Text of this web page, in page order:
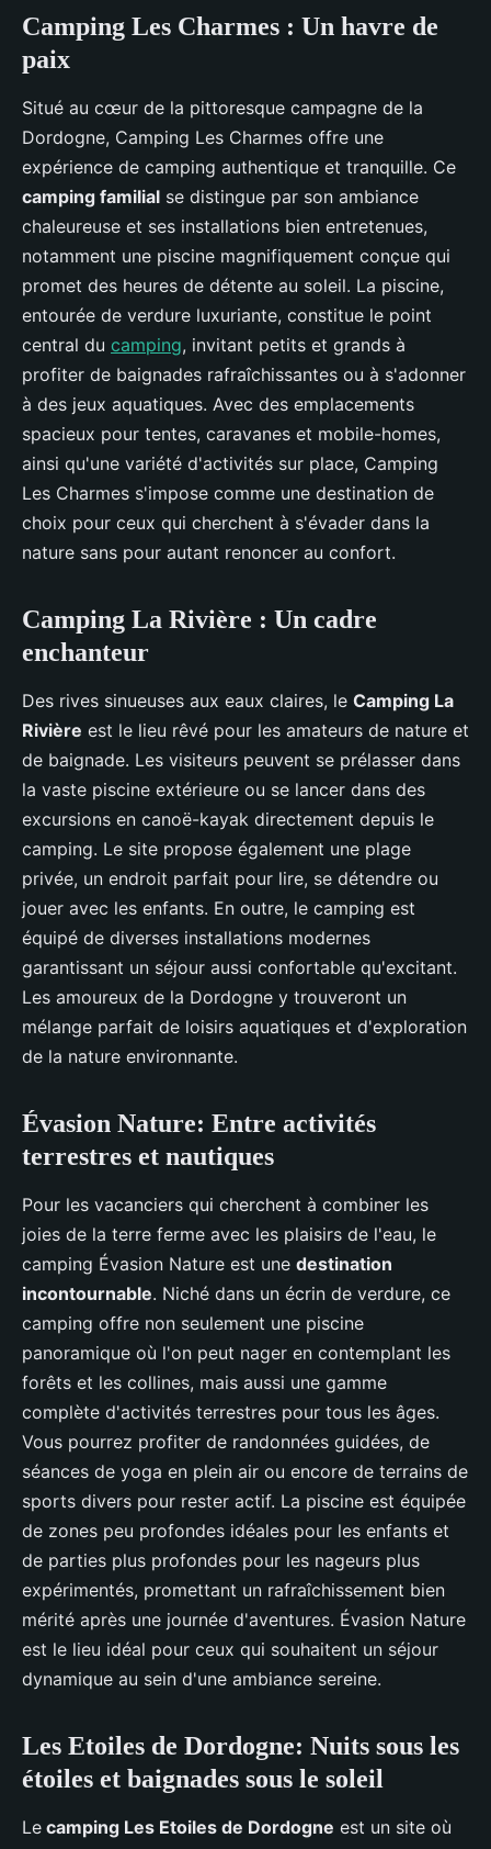
Camping Les Charmes : Un havre de
paix
Situé au cœur de la pittoresque campagne de la
Dordogne, Camping Les Charmes offre une
expérience de camping authentique et tranquille. Ce
camping familial se distingue par son ambiance
chaleureuse et ses installations bien entretenues,
notamment une piscine magnifiquement conçue qui
promet des heures de détente au soleil. La piscine,
entourée de verdure luxuriante, constitue le point
central du camping, invitant petits et grands à
profiter de baignades rafraîchissantes ou à s'adonner
à des jeux aquatiques. Avec des emplacements
spacieux pour tentes, caravanes et mobile-homes,
ainsi qu'une variété d'activités sur place, Camping
Les Charmes s'impose comme une destination de
choix pour ceux qui cherchent à s'évader dans la
nature sans pour autant renoncer au confort.
Camping La Rivière : Un cadre
enchanteur
Des rives sinueuses aux eaux claires, le Camping La
Rivière est le lieu rêvé pour les amateurs de nature et
de baignade. Les visiteurs peuvent se prélasser dans
la vaste piscine extérieure ou se lancer dans des
excursions en canoë-kayak directement depuis le
camping. Le site propose également une plage
privée, un endroit parfait pour lire, se détendre ou
jouer avec les enfants. En outre, le camping est
équipé de diverses installations modernes
garantissant un séjour aussi confortable qu'excitant.
Les amoureux de la Dordogne y trouveront un
mélange parfait de loisirs aquatiques et d'exploration
de la nature environnante.
Évasion Nature: Entre activités
terrestres et nautiques
Pour les vacanciers qui cherchent à combiner les
joies de la terre ferme avec les plaisirs de l'eau, le
camping Évasion Nature est une destination
incontournable. Niché dans un écrin de verdure, ce
camping offre non seulement une piscine
panoramique où l'on peut nager en contemplant les
forêts et les collines, mais aussi une gamme
complète d'activités terrestres pour tous les âges.
Vous pourrez profiter de randonnées guidées, de
séances de yoga en plein air ou encore de terrains de
sports divers pour rester actif. La piscine est équipée
de zones peu profondes idéales pour les enfants et
de parties plus profondes pour les nageurs plus
expérimentés, promettant un rafraîchissement bien
mérité après une journée d'aventures. Évasion Nature
est le lieu idéal pour ceux qui souhaitent un séjour
dynamique au sein d'une ambiance sereine.
Les Etoiles de Dordogne: Nuits sous les
étoiles et baignades sous le soleil
Le camping Les Etoiles de Dordogne est un site où